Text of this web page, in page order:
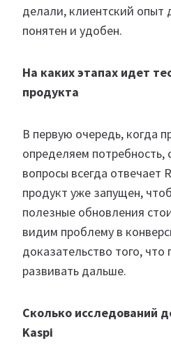
делали, клиентский опыт
понятен и удобен.​ ​
На каких этапах идет
продукта
В первую очередь, когда
определяем потребность,
вопросы всегда отвечает
продукт уже запущен,
полезные обновления
видим проблему в
доказательство того, что
развивать дальше.​​
Сколько исследований
Kaspi